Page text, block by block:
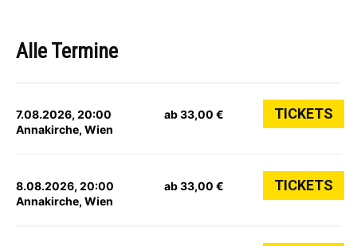
Alle Termine
7.08.2026, 20:00
Annakirche, Wien
ab 33,00 € TICKETS
8.08.2026, 20:00
Annakirche, Wien
ab 33,00 € TICKETS